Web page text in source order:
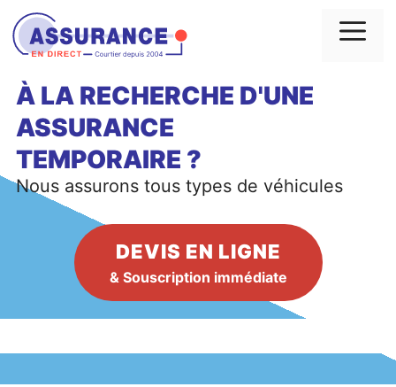
Aller
au
contenu
À LA RECHERCHE D'UNE
ASSURANCE
TEMPORAIRE ?
Nous assurons tous types de véhicules
DEVIS EN LIGNE
& Souscription immédiate